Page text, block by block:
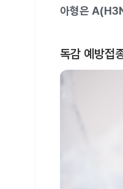
아형은
독감 예방접